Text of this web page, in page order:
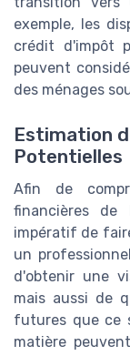
exemple, les
crédit d'impôt
peuvent
des ménages
Estimation
Potentielles
Afin de
financières
impératif de
un
d'obtenir une
mais aussi de
futures que ce
matière